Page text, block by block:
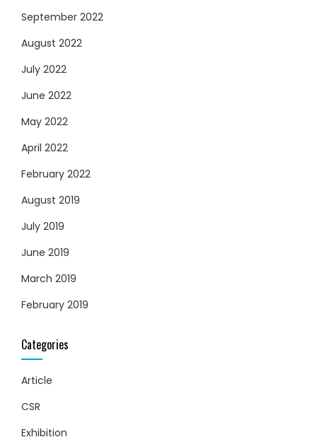
September 2022
August 2022
July 2022
June 2022
May 2022
April 2022
February 2022
August 2019
July 2019
June 2019
March 2019
February 2019
Categories
Article
CSR
Exhibition